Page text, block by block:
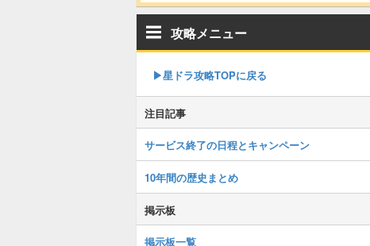
攻略メニュー
▶︎星ドラ攻略TOPに戻る
注目記事
サービス終了の日程とキャンペーン
10年間の歴史まとめ
掲示板
掲示板一覧